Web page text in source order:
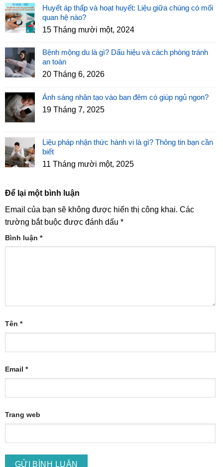
Huyết áp thấp và hoạt huyết: Liệu giữa chúng có mối
quan hệ nào?
15 Tháng mười một, 2024
Bệnh mộng du là gì? Dấu hiệu và cách phòng tránh
an toàn
20 Tháng 6, 2026
Ánh sáng nhân tạo vào ban đêm có giúp ngủ ngon?
19 Tháng 7, 2025
Liệu pháp nhận thức hành vi là gì? Thông tin bạn cần
biết
11 Tháng mười một, 2025
Để lại một bình luận
Email của bạn sẽ không được hiển thị công khai. Các
trường bắt buộc được đánh dấu *
Bình luận *
Tên *
Email *
Trang web